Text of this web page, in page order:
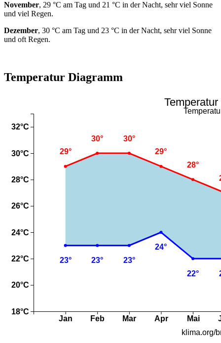
November, 29 °C am Tag und 21 °C in der Nacht, sehr viel Sonne
und viel Regen.
Dezember, 30 °C am Tag und 23 °C in der Nacht, sehr viel Sonne
und oft Regen.
Temperatur Diagramm